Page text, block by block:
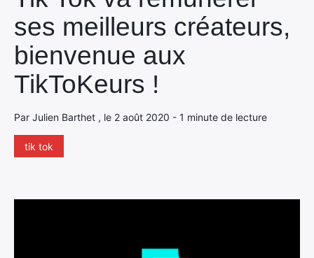
ses meilleurs créateurs,
bienvenue aux
TikToKeurs !
Par Julien Barthet , le 2 août 2020 - 1 minute de lecture
tik tok